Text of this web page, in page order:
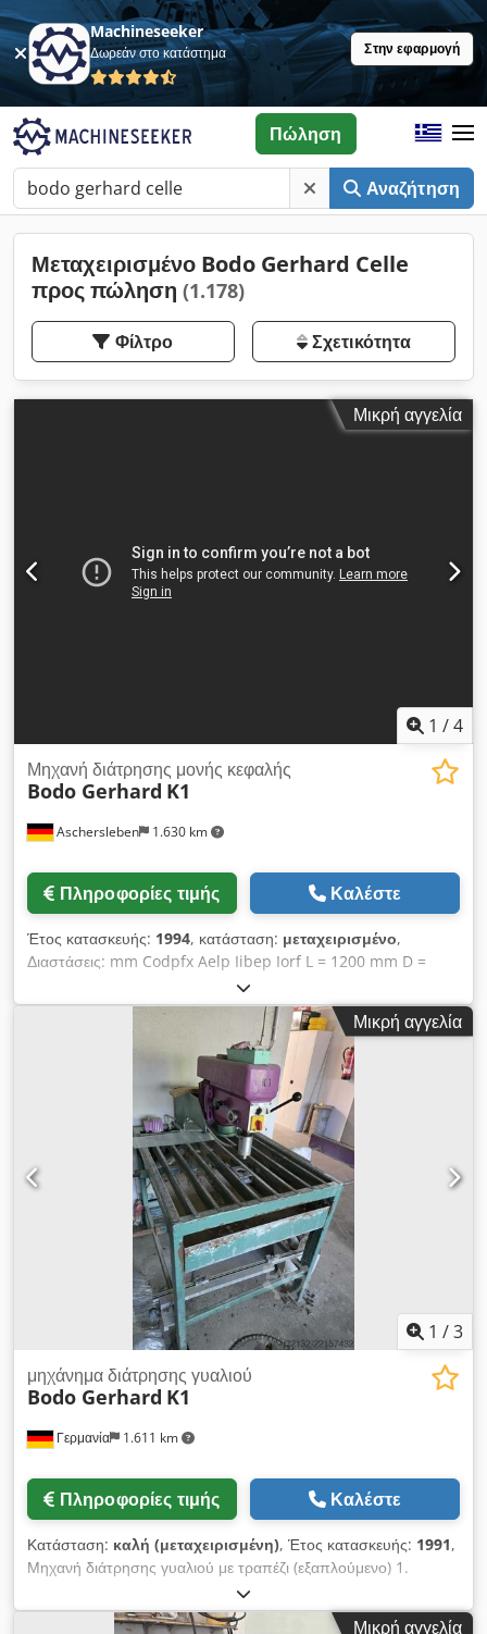
Machineseeker
Δωρεάν στο κατάστημα Στην εφαρμογή
Αναζήτηση
Πώληση
Μεταχειρισμένο Bodo Gerhard Celle
προς πώληση (1.178)
Φίλτρο Σχετικότητα
Μικρή αγγελία
1 /4
Aschersleben 1.630 km
Μηχανή διάτρησης μονής κεφαλής
Bodo Gerhard K1
Πληροφορίες τιμής Καλέστε
Έτος κατασκευής: 1994, κατάσταση: μεταχειρισμένο,
Διαστάσεις: mm Codpfx Aelp Iibep Iorf L = 1200 mm D =
Μικρή αγγελία
1 /3
Γερμανία 1.611 km
μηχάνημα διάτρησης γυαλιού
Bodo Gerhard K1
Πληροφορίες τιμής Καλέστε
Κατάσταση: καλή (μεταχειρισμένη), Έτος κατασκευής: 1991,
Μηχανή διάτρησης γυαλιού με τραπέζι (εξαπλούμενο) 1.
Πλάτος: 900 mm 2. Πλάτος: 1800 mm / με τα μπράτσα
εκτεταμένα Crodjzfhd Espfx Ap Ijf Ύψος: 1600 mm Βάθος:
Μικρή αγγελία